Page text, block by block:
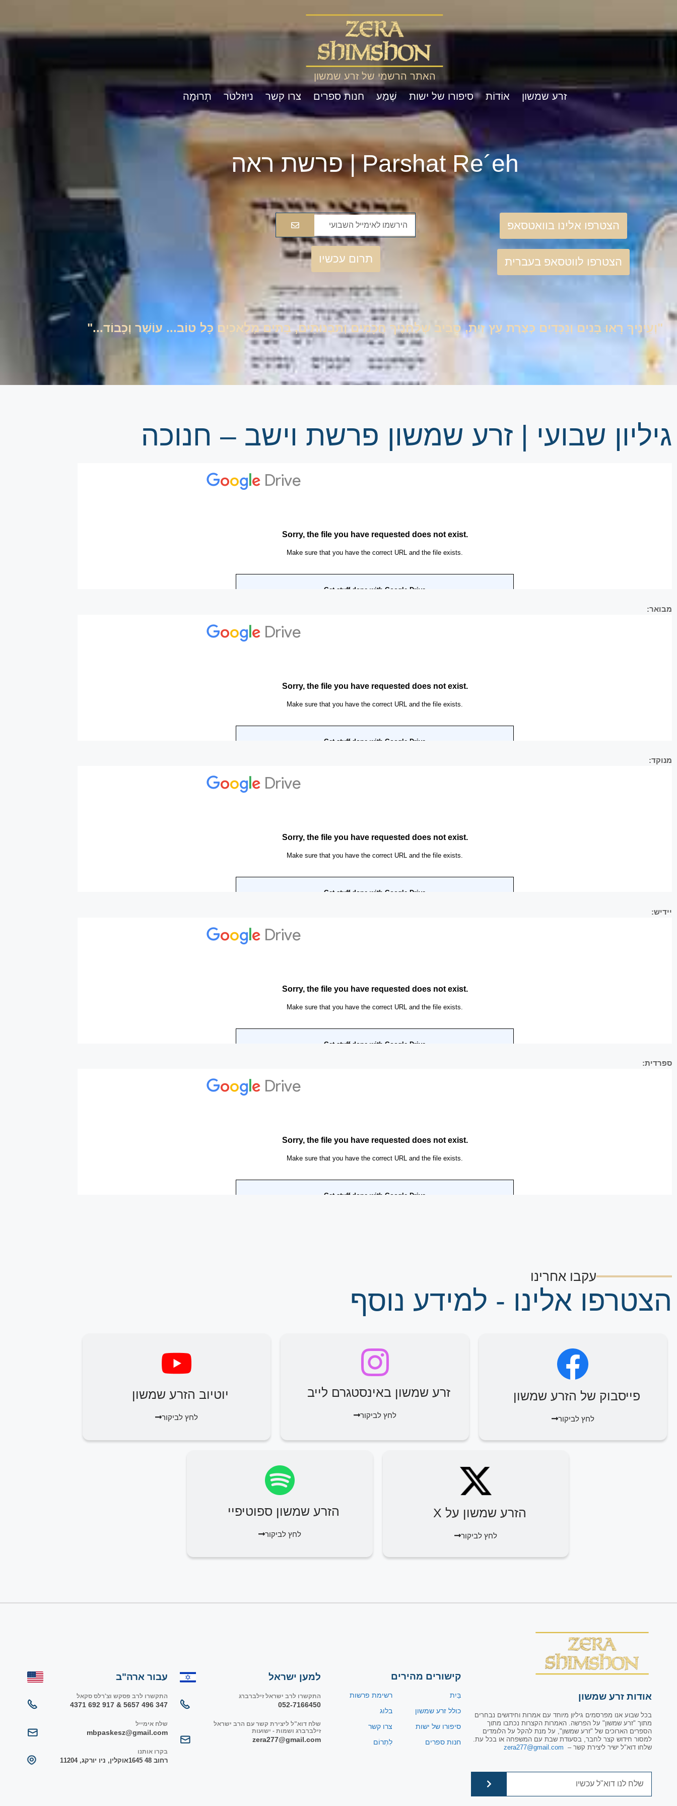
האתר הרשמי של זרע שמשון
זרע שמשון
אוֹדוֹת סיפורו של ישות שֶׁמַע חנות ספרים צרו קשר ניוזלטר תְרוּמָה
Parshat Re´eh | פרשת ראה
הצטרפו אלינו בוואטסאפ
הצטרפו לווטסאפ בעברית תרום עכשיו
"וְעֵינֶיךָ רָאוּ בָּנִים וְנָכָדִים כְּצֶרֶת עֵץ זַית, סָבִיב שְׁלַחְנֶיךָ חֲכָמִים וְתַבְנוּתִים, בָּתִים מְלָאכִים כָּל טוֹב... עוֹשֶׁר וְכָבוֹד..."
גיליון שבועי | זרע שמשון פרשת וישב – חנוכה
מבואר:
מנוקד:
יידיש:
ספרדית:
עקבו אחרינו
הצטרפו אלינו - למידע נוסף
פייסבוק של הזרע שמשון
לחץ לביקור
זרע שמשון באינסטגרם לייב
לחץ לביקור
יוטיוב הזרע שמשון
לחץ לביקור
הזרע שמשון על X
לחץ לביקור
הזרע שמשון ספוטיפיי
לחץ לביקור
אודות זרע שמשון
בכל שבוע אנו מפרסמים גיליון מיוחד עם אמרות וחידושים נבחרים
מתוך "זרע שמשון" על הפרשה. האמרות הקצרות נכתבו מתוך
הספרים הארוכים של "זרע שמשון", על מנת להקל על הלומדים
למסור חידוש קצר לחבר, בסעודת שבת עם המשפחה או בכל עת.
שלחו דוא"ל ישיר ליצירת קשר – zera277@gmail.com
קישורים מהירים
בַּיִת
כולל זרע שמשון
סיפורו של ישות
חנות ספרים
רשימת פרשות
בלוג
צרו קשר
לִתְרוֹם
למען ישראל
התקשרו לרב ישראל זילברברג
052-7166450
שלח דוא"ל ליצירת קשר עם הרב ישראל
זילברברג ושמות - ישועות
zera277@gmail.com
עבור ארה"ב
התקשרו לרב פסקש וצ'רלס סקאל
347 496 5657 & 917 692 4371
שלח אימייל
mbpaskesz@gmail.com
בקרו אותנו
רחוב 48 1645 אוקלין, ניו יורקג, 11204